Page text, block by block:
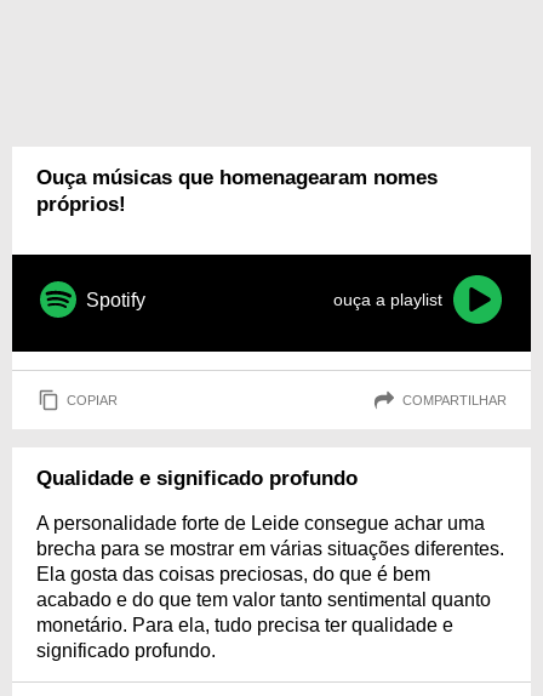
Ouça músicas que homenagearam nomes
próprios!
Spotify ouça a playlist
COPIAR COMPARTILHAR
Qualidade e significado profundo
A personalidade forte de Leide consegue achar uma
brecha para se mostrar em várias situações diferentes.
Ela gosta das coisas preciosas, do que é bem
acabado e do que tem valor tanto sentimental quanto
monetário. Para ela, tudo precisa ter qualidade e
significado profundo.